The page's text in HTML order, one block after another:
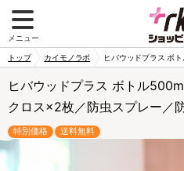
メニュー
トップ カイモノラボ ヒバウッドプラス ボ
ヒバウッドプラス ボトル
クロス×2枚／防虫スプレー／
特別価格 送料無料